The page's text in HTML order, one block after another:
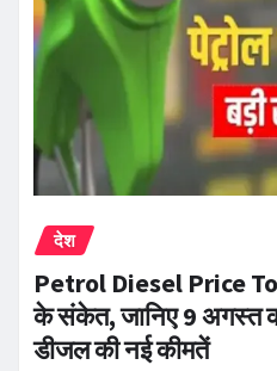
देश
Petrol Diesel Price
के संकेत, जानिए 9 अगस्त
डीजल की नई कीमतें